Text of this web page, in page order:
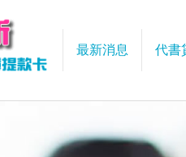
最新消息 代書